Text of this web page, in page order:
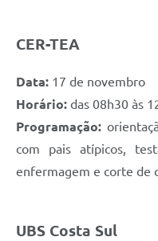
CER-TEA
Data: 17 de novembro
Horário: das 08h30 às
Programação:
com pais atípicos,
enfermagem e corte de
UBS Costa Sul